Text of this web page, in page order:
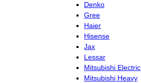
Denko
Gree
Haier
Hisense
Jax
Lessar
Mitsubishi Electric
Mitsubishi Heavy